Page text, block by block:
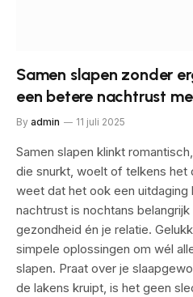
Samen slapen zonder
een betere nachtrust
By admin 11 juli 2025
Samen slapen klinkt
die snurkt, woelt of telkens het
weet dat het ook een uitdaging
nachtrust is nochtans belangrijk
gezondheid én je relatie.
simpele oplossingen om wél
slapen. Praat over je
de lakens kruipt, is het geen